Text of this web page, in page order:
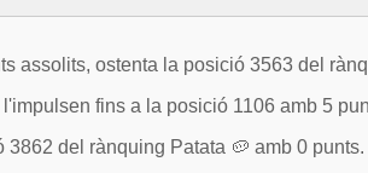
assolits, ostenta la posició 3563 del
fins a la posició 1106 amb 5
3862 del rànquing Patata 🥔 amb 0 punts.